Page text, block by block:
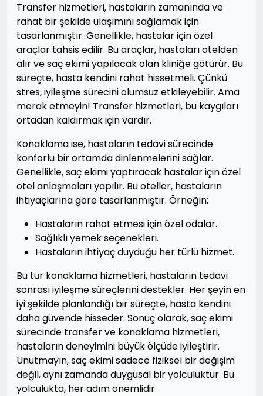
Transfer hizmetleri, hastaların zamanında ve
rahat bir şekilde ulaşımını sağlamak için
tasarlanmıştır. Genellikle, hastalar için özel
araçlar tahsis edilir. Bu araçlar, hastaları otelden
alır ve saç ekimi yapılacak olan kliniğe götürür. Bu
süreçte, hasta kendini rahat hissetmeli. Çünkü
stres, iyileşme sürecini olumsuz etkileyebilir. Ama
merak etmeyin! Transfer hizmetleri, bu kaygıları
ortadan kaldırmak için vardır.
Konaklama ise, hastaların tedavi sürecinde
konforlu bir ortamda dinlenmelerini sağlar.
Genellikle, saç ekimi yaptıracak hastalar için özel
otel anlaşmaları yapılır. Bu oteller, hastaların
ihtiyaçlarına göre tasarlanmıştır. Örneğin:
Hastaların rahat etmesi için özel odalar.
Sağlıklı yemek seçenekleri.
Hastaların ihtiyaç duyduğu her türlü hizmet.
Bu tür konaklama hizmetleri, hastaların tedavi
sonrası iyileşme süreçlerini destekler. Her şeyin en
iyi şekilde planlandığı bir süreçte, hasta kendini
daha güvende hisseder. Sonuç olarak, saç ekimi
sürecinde transfer ve konaklama hizmetleri,
hastaların deneyimini büyük ölçüde iyileştirir.
Unutmayın, saç ekimi sadece fiziksel bir değişim
değil, aynı zamanda duygusal bir yolculuktur. Bu
yolculukta, her adım önemlidir.